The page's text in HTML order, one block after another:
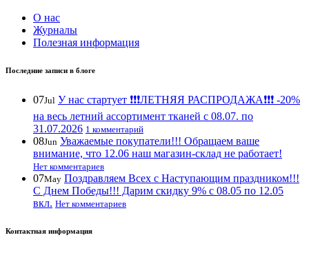
О нас
Журналы
Полезная информация
Последние записи в блоге
07Jul У нас стартует ❗️❗️❗️ЛЕТНЯЯ РАСПРОДАЖА❗️❗️❗️ -20%
на весь летний ассортимент тканей с 08.07. по
31.07.2026 1 комментарий
08Jun Уважаемые покупатели!!! Обращаем ваше
внимание, что 12.06 наш магазин-склад не работает!
Нет комментариев
07May Поздравляем Всех с Наступающим праздником!!!
С Днем Победы!!! Дарим скидку 9% с 08.05 по 12.05
вкл. Нет комментариев
Контактная информация